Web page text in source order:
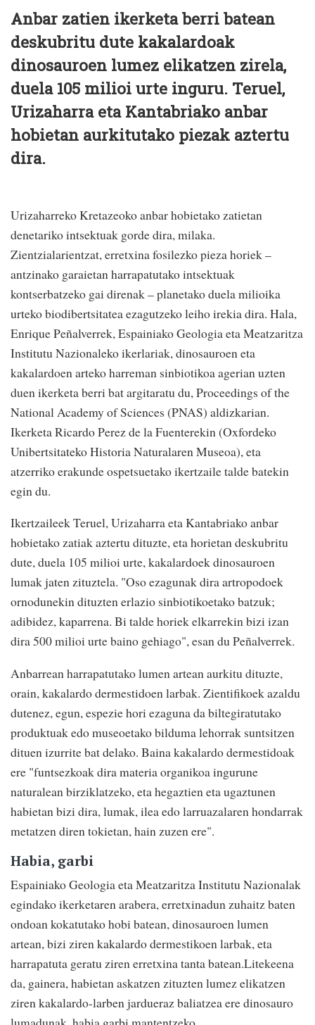
Anbar zatien ikerketa berri batean
deskubritu dute kakalardoak
dinosauroen lumez elikatzen zirela,
duela 105 milioi urte inguru. Teruel,
Urizaharra eta Kantabriako anbar
hobietan aurkitutako piezak aztertu
dira.
Urizaharreko Kretazeoko anbar hobietako zatietan
denetariko intsektuak gorde dira, milaka.
Zientzialarientzat, erretxina fosilezko pieza horiek –
antzinako garaietan harrapatutako intsektuak
kontserbatzeko gai direnak – planetako duela milioika
urteko biodibertsitatea ezagutzeko leiho irekia dira. Hala,
Enrique Peñalverrek, Espainiako Geologia eta Meatzaritza
Institutu Nazionaleko ikerlariak, dinosauroen eta
kakalardoen arteko harreman sinbiotikoa agerian uzten
duen ikerketa berri bat argitaratu du, Proceedings of the
National Academy of Sciences (PNAS) aldizkarian.
Ikerketa Ricardo Perez de la Fuenterekin (Oxfordeko
Unibertsitateko Historia Naturalaren Museoa), eta
atzerriko erakunde ospetsuetako ikertzaile talde batekin
egin du.
Ikertzaileek Teruel, Urizaharra eta Kantabriako anbar
hobietako zatiak aztertu dituzte, eta horietan deskubritu
dute, duela 105 milioi urte, kakalardoek dinosauroen
lumak jaten zituztela. "Oso ezagunak dira artropodoek
ornodunekin dituzten erlazio sinbiotikoetako batzuk;
adibidez, kaparrena. Bi talde horiek elkarrekin bizi izan
dira 500 milioi urte baino gehiago", esan du Peñalverrek.
Anbarrean harrapatutako lumen artean aurkitu dituzte,
orain, kakalardo dermestidoen larbak. Zientifikoek azaldu
dutenez, egun, espezie hori ezaguna da biltegiratutako
produktuak edo museoetako bilduma lehorrak suntsitzen
dituen izurrite bat delako. Baina kakalardo dermestidoak
ere "funtsezkoak dira materia organikoa ingurune
naturalean birziklatzeko, eta hegaztien eta ugaztunen
habietan bizi dira, lumak, ilea edo larruazalaren hondarrak
metatzen diren tokietan, hain zuzen ere".
Habia, garbi
Espainiako Geologia eta Meatzaritza Institutu Nazionalak
egindako ikerketaren arabera, erretxinadun zuhaitz baten
ondoan kokatutako hobi batean, dinosauroen lumen
artean, bizi ziren kakalardo dermestikoen larbak, eta
harrapatuta geratu ziren erretxina tanta batean.Litekeena
da, gainera, habietan askatzen zituzten lumez elikatzen
ziren kakalardo-larben jardueraz baliatzea ere dinosauro